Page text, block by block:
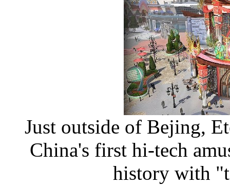
Just outside of Bejing,
China's first hi-tech
history with